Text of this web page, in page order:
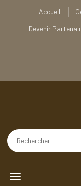
Accueil
Devenir
Toggle